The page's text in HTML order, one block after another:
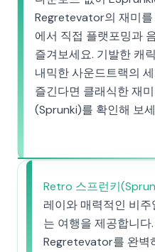
Regretevator의 재미를
에서 직접 플랫포밍과
즐겨보세요. 기발한 캐
내믹한 사운드트랙의
즐긴다면 클래식한 재
(Sprunki)를 확인해 보
Retro 스프런키
레이와 매력적인 비
는 여행을 제공합니
Regretevator를 완벽